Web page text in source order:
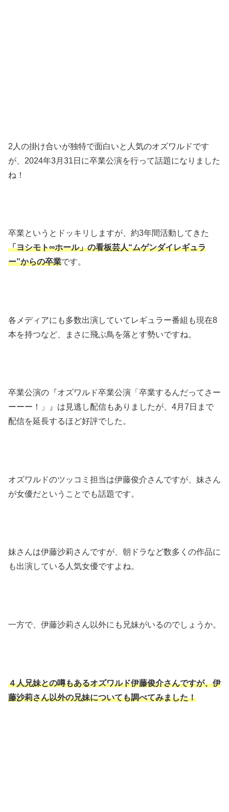
2人の掛け合いが独特で面白いと人気のオズワルドです
が、2024年3月31日に卒業公演を行って話題になりました
ね！
卒業というとドッキリしますが、約3年間活動してきた
「ヨシモト∞ホール」の看板芸人“ムゲンダイレギュラ
ー”からの卒業です。
各メディアにも多数出演していてレギュラー番組も現在8
本を持つなど、まさに飛ぶ鳥を落とす勢いですね。
卒業公演の『オズワルド卒業公演「卒業するんだってさー
ーーー！」』は見逃し配信もありましたが、4月7日まで
配信を延長するほど好評でした。
オズワルドのツッコミ担当は伊藤俊介さんですが、妹さん
が女優だということでも話題です。
妹さんは伊藤沙莉さんですが、朝ドラなど数多くの作品に
も出演している人気女優ですよね。
一方で、伊藤沙莉さん以外にも兄妹がいるのでしょうか。
４人兄妹との噂もあるオズワルド伊藤俊介さんですが、伊
藤沙莉さん以外の兄妹についても調べてみました！